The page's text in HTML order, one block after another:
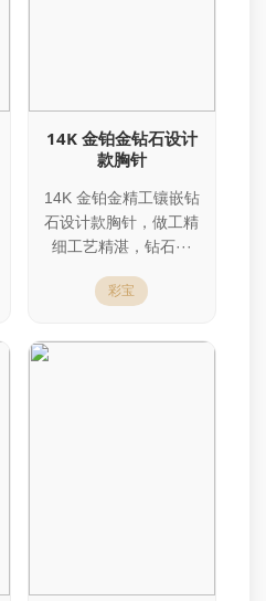
14K 金铂金钻石设计
款胸针
14K 金铂金精工镶嵌钻
石设计款胸针，做工精
细工艺精湛，钻石···
彩宝